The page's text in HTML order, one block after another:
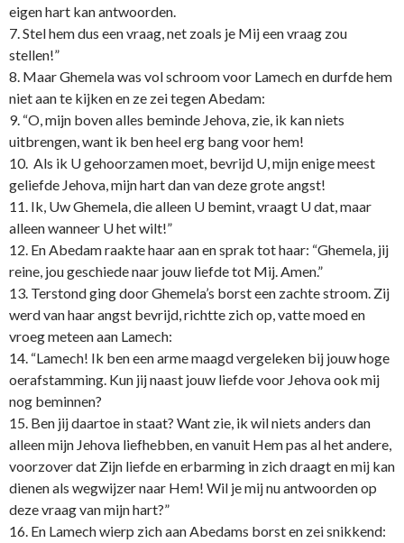
eigen hart kan antwoorden.
7. Stel hem dus een vraag, net zoals je Mij een vraag zou
stellen!”
8. Maar Ghemela was vol schroom voor Lamech en durfde hem
niet aan te kijken en ze zei tegen Abedam:
9. “O, mijn boven alles beminde Jehova, zie, ik kan niets
uitbrengen, want ik ben heel erg bang voor hem!
10. Als ik U gehoorzamen moet, bevrijd U, mijn enige meest
geliefde Jehova, mijn hart dan van deze grote angst!
11. Ik, Uw Ghemela, die alleen U bemint, vraagt U dat, maar
alleen wanneer U het wilt!”
12. En Abedam raakte haar aan en sprak tot haar: “Ghemela, jij
reine, jou geschiede naar jouw liefde tot Mij. Amen.”
13. Terstond ging door Ghemela’s borst een zachte stroom. Zij
werd van haar angst bevrijd, richtte zich op, vatte moed en
vroeg meteen aan Lamech:
14. “Lamech! Ik ben een arme maagd vergeleken bij jouw hoge
oerafstamming. Kun jij naast jouw liefde voor Jehova ook mij
nog beminnen?
15. Ben jij daartoe in staat? Want zie, ik wil niets anders dan
alleen mijn Jehova liefhebben, en vanuit Hem pas al het andere,
voorzover dat Zijn liefde en erbarming in zich draagt en mij kan
dienen als wegwijzer naar Hem! Wil je mij nu antwoorden op
deze vraag van mijn hart?”
16. En Lamech wierp zich aan Abedams borst en zei snikkend: